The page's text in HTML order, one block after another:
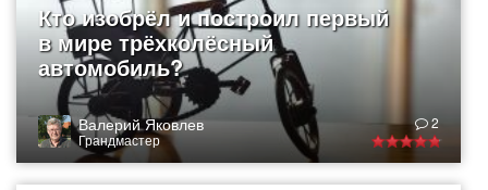
Кто изобрёл и построил первый
в мире трёхколёсный
автомобиль?
Валерий Яковлев
Грандмастер
2